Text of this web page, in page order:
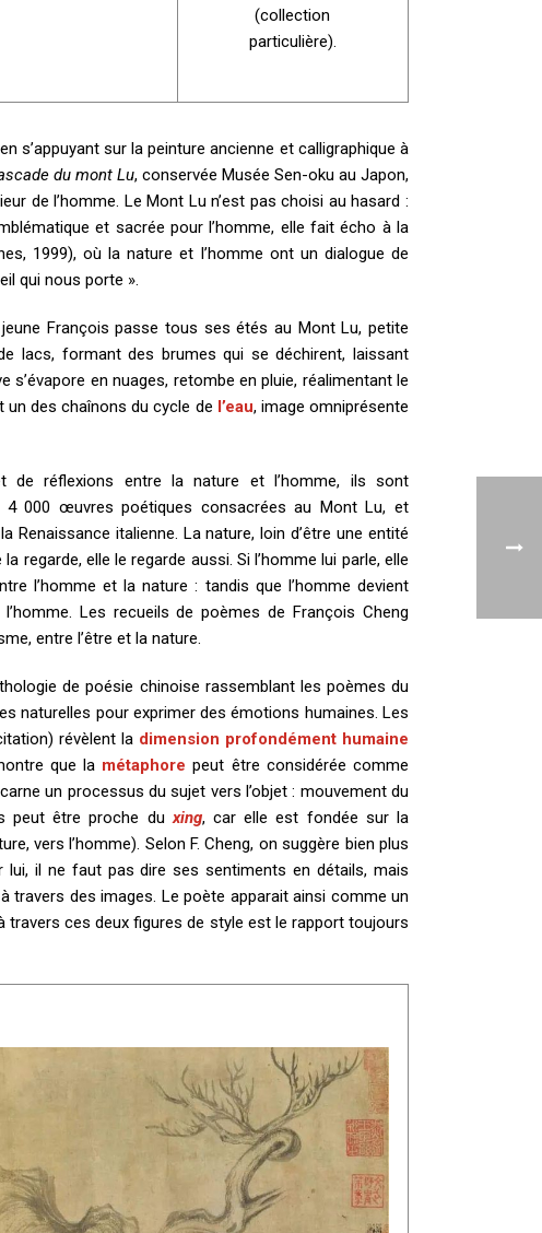
(collection
particulière).
s’appuyant sur la peinture ancienne et calligraphique à
du mont Lu, conservée Musée Sen-oku au Japon,
de l’homme. Le Mont Lu n’est pas choisi au hasard :
et sacrée pour l’homme, elle fait écho à la
1999), où la nature et l’homme ont un dialogue de
qui nous porte ».
François passe tous ses étés au Mont Lu, petite
lacs, formant des brumes qui se déchirent, laissant
s’évapore en nuages, retombe en pluie, réalimentant le
un des chaînons du cycle de l’eau, image omniprésente
réflexions entre la nature et l’homme, ils sont
4 000 œuvres poétiques consacrées au Mont Lu, et
italienne. La nature, loin d’être une entité
regarde, elle le regarde aussi. Si l’homme lui parle, elle
l’homme et la nature : tandis que l’homme devient
Les recueils de poèmes de François Cheng
entre l’être et la nature.
de poésie chinoise rassemblant les poèmes du
naturelles pour exprimer des émotions humaines. Les
révèlent la dimension profondément humaine
que la métaphore peut être considérée comme
un processus du sujet vers l’objet : mouvement du
peut être proche duxing, car elle est fondée sur la
vers l’homme). Selon F. Cheng, on suggère bien plus
lui, il ne faut pas dire ses sentiments en détails, mais
des images. Le poète apparait ainsi comme un
travers ces deux figures de style est le rapport toujours